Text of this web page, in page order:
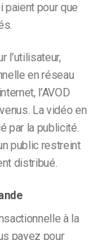
paient pour que
l’utilisateur,
en réseau
l’AVOD
La vidéo en
par la publicité.
public restreint
distribué.
à la
payez pour